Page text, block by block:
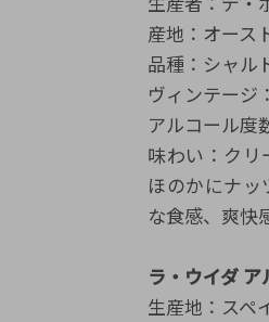
産地：オース
品種：シャル
ヴィンテージ
アルコール度
味わい：クリ
ほのかにナ
な食感、爽快
ラ・ウイダ
生産地：スペ